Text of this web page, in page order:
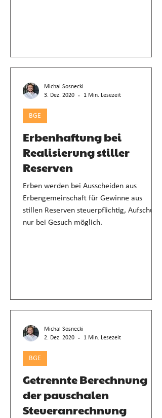
Erbenhaftung bei
Realisierung stiller
Reserven
Erben werden bei Ausscheiden aus
Erbengemeinschaft für Gewinne aus
stillen Reserven steuerpflichtig, Aufschub
nur bei Gesuch möglich.
BGE
Michal Sosnecki
3. Dez. 2020
1 Min. Lesezeit
Getrennte Berechnung
der pauschalen
Steueranrechnung
BGE
Michal Sosnecki
2. Dez. 2020
1 Min. Lesezeit